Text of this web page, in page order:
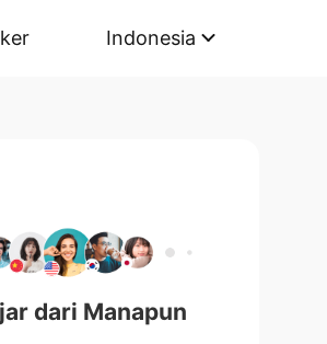
Indonesia
dari Manapun